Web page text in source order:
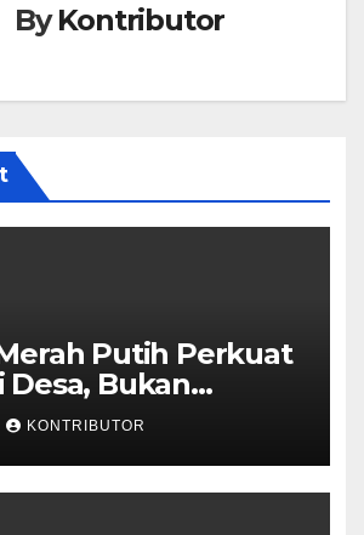
ByKontributor
Putih Perkuat
Desa, Bukan
Pasar
KONTRIBUTOR